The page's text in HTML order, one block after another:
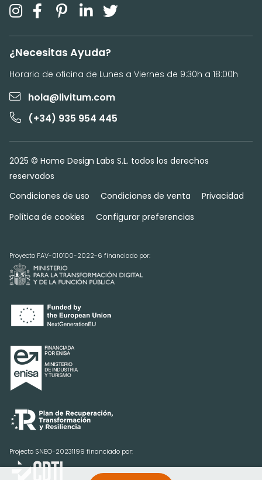
¿Necesitas Ayuda?
Horario de oficina de Lunes a Viernes de 9:30h a 18:00h
hola@livitum.com
(+34) 935 954 445
2025 © Home Design Labs S.L. todos los derechos
reservados
Condiciones de uso
Condiciones de venta
Privacidad
Política de cookies
Configurar preferencias
Proyecto FAV-010100-2022-6 financiado por:
Projecto SNEO-20231199 financiado por: